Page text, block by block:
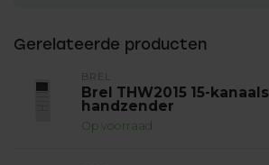
Gerelateerde producten
BREL
Brel THW2015 15-kanaals
handzender
Op voorraad